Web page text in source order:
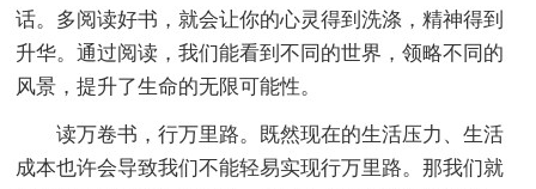
话。多阅读好书，就会让你的心灵得到洗涤，精神得到
升华。通过阅读，我们能看到不同的世界，领略不同的
风景，提升了生命的无限可能性。
读万卷书，行万里路。既然现在的生活压力、生活
成本也许会导致我们不能轻易实现行万里路。那我们就